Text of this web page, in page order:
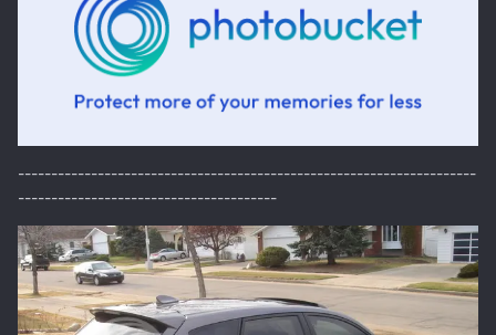
---------------------------------------------------------------------
---------------------------------------